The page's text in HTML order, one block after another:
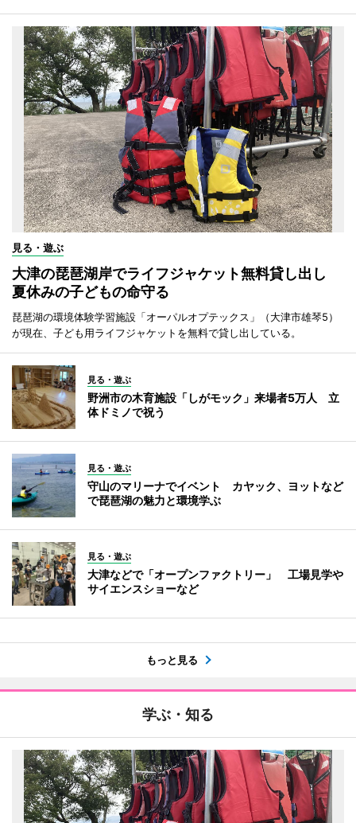
見る・遊ぶ
大津の琵琶湖岸でライフジャケット無料貸し出し
夏休みの子どもの命守る
琵琶湖の環境体験学習施設「オーパルオプテックス」（大津市雄琴5）
が現在、子ども用ライフジャケットを無料で貸し出している。
見る・遊ぶ
野洲市の木育施設「しがモック」来場者5万人 立
体ドミノで祝う
見る・遊ぶ
守山のマリーナでイベント カヤック、ヨットなど
で琵琶湖の魅力と環境学ぶ
見る・遊ぶ
大津などで「オープンファクトリー」 工場見学や
サイエンスショーなど
もっと見る
学ぶ・知る